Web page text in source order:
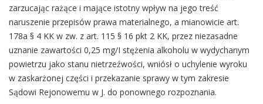
zarzucając rażące i mające istotny wpływ na jego treść
naruszenie przepisów prawa materialnego, a mianowicie art.
178a § 4 KK w zw. z art. 115 § 16 pkt 2 KK, przez niezasadne
uznanie zawartości 0,25 mg/I stężenia alkoholu w wydychanym
powietrzu jako stanu nietrzeźwości, wniósł o uchylenie wyroku
w zaskarżonej części i przekazanie sprawy w tym zakresie
Sądowi Rejonowemu w J. do ponownego rozpoznania.